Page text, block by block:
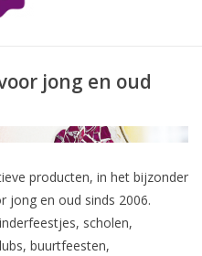
jong en oud
producten, in het bijzonder
jong en oud sinds 2006.
scholen,
buurtfeesten,